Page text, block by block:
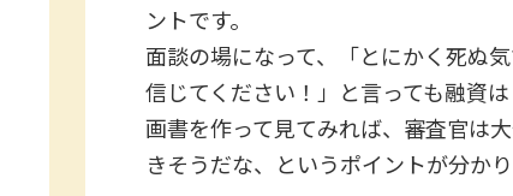
ントです。
面談の場になって、「とにかく死ぬ
信じてください！」と言っても融資
画書を作って見てみれば、審査官は
きそうだな、というポイントが分かり